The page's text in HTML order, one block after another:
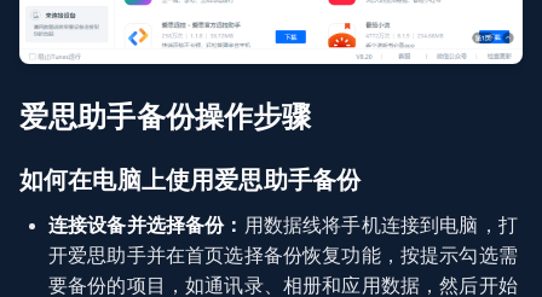
爱思助手备份操作步骤
如何在电脑上使用爱思助手备份
连接设备并选择备份： 用数据线将手机连接到电脑，打
开爱思助手并在首页选择备份恢复功能，按提示勾选需
要备份的项目，如通讯录、相册和应用数据，然后开始